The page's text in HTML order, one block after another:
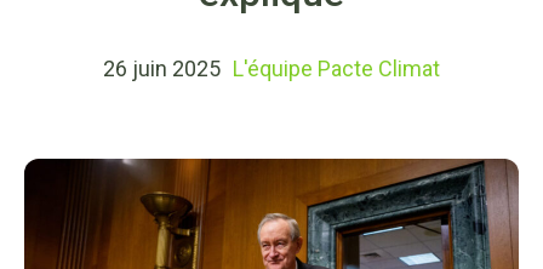
26 juin 2025 L'équipe Pacte Climat